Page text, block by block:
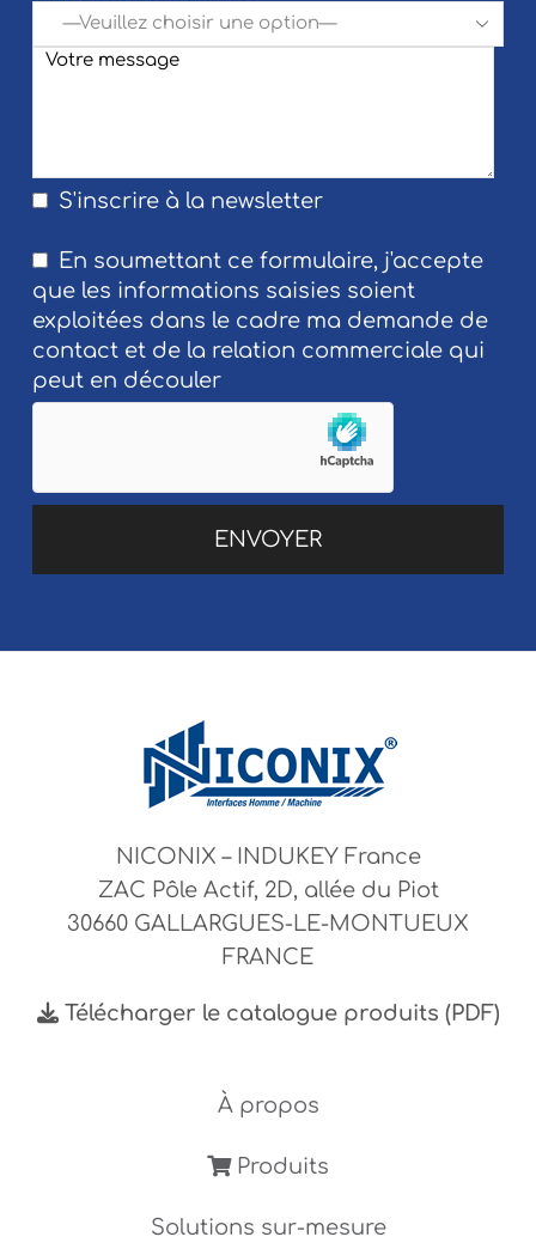
S'inscrire à la newsletter
En soumettant ce formulaire, j'accepte
que les informations saisies soient
exploitées dans le cadre ma demande de
contact et de la relation commerciale qui
peut en découler
NICONIX – INDUKEY France
ZAC Pôle Actif, 2D, allée du Piot
30660 GALLARGUES-LE-MONTUEUX
FRANCE
Télécharger le catalogue produits (PDF)
À propos
Produits
Solutions sur-mesure